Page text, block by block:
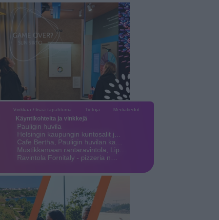
Vinkkaa / lisää tapahtuma Tietoja Mediatiedot
Käyntikohteita ja vinkkejä
Pauligin huvila
Helsingin kaupungin kuntosalit j…
Cafe Bertha, Pauligin huvilan ka…
Mustikkamaan rantaravintola, Lip…
Ravintola Fornitaly - pizzeria n…